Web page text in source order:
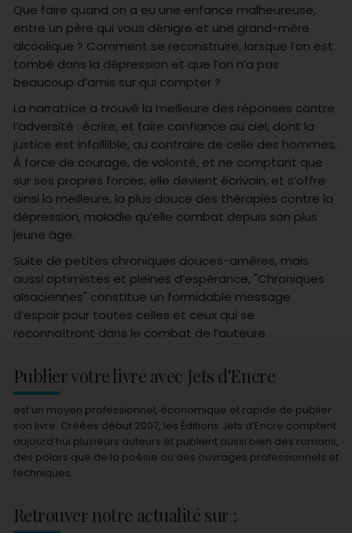
Que faire quand on a eu une enfance malheureuse,
entre un père qui vous dénigre et une grand-mère
alcoolique ? Comment se reconstruire, lorsque l’on est
tombé dans la dépression et que l’on n’a pas
beaucoup d’amis sur qui compter ?
La narratrice a trouvé la meilleure des réponses contre
l’adversité : écrire, et faire confiance au ciel, dont la
justice est infaillible, au contraire de celle des hommes.
À force de courage, de volonté, et ne comptant que
sur ses propres forces, elle devient écrivain, et s’offre
ainsi la meilleure, la plus douce des thérapies contre la
dépression, maladie qu’elle combat depuis son plus
jeune âge.
Suite de petites chroniques douces-amères, mais
aussi optimistes et pleines d’espérance, "Chroniques
alsaciennes" constitue un formidable message
d’espoir pour toutes celles et ceux qui se
reconnaîtront dans le combat de l’auteure.
Publier votre livre avec Jets d'Encre
est un moyen professionnel, économique et rapide de publier
son livre. Créées début 2007, les Éditions Jets d’Encre comptent
aujourd’hui plusieurs auteurs et publient aussi bien des romans,
des polars que de la poésie ou des ouvrages professionnels et
techniques.
Retrouver notre actualité sur :